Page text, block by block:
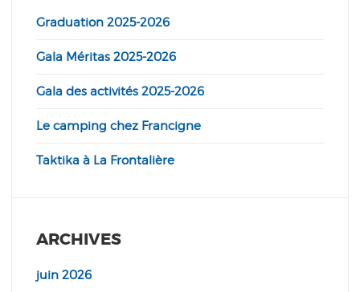
Graduation 2025-2026
Gala Méritas 2025-2026
Gala des activités 2025-2026
Le camping chez Francigne
Taktika à La Frontalière
ARCHIVES
juin 2026